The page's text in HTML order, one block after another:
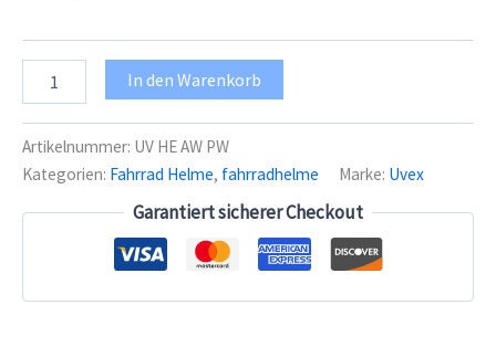
Skate
Helm
Air
In den Warenkorb
Artikelnummer: UV HE AW PW
Kategorien: Fahrrad Helme, fahrradhelme Marke: Uvex
Garantiert sicherer Checkout